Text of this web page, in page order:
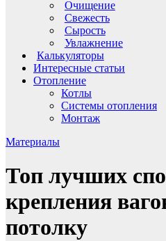
Очищение
Свежесть
Сырость
Увлажнение
Калькуляторы
Интересные статьи
Отопление
Котлы
Системы отопления
Монтаж
Материалы
Топ лучших
крепления
потолку